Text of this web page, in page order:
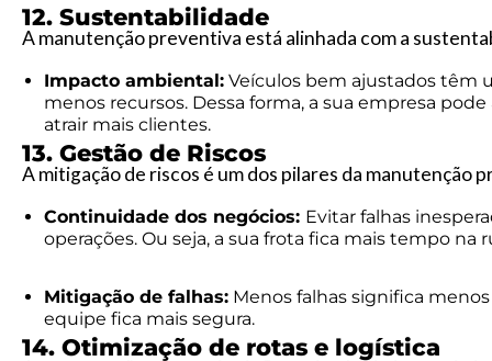
12. Sustentabilidade
A manutenção preventiva está alinhada com a
Impacto ambiental: Veículos bem ajustados têm
menos recursos. Dessa forma, a sua empresa
atrair mais clientes.
13. Gestão de Riscos
A mitigação de riscos é um dos pilares da manutenção
Continuidade dos negócios: Evitar falhas
operações. Ou seja, a sua frota fica mais tempo na
Mitigação de falhas: Menos falhas significa
equipe fica mais segura.
14. Otimização de rotas e logística